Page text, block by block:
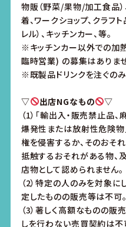
物販（野菜/果物/加工食品
着、ワークショップ、クラ
レル）、キッチンカー、等。
※キッチンカー以外での加
臨時営業) の募集はありま
※既製品ドリンクを注ぐの
▽ 出店NGなもの
▽
（1）「輸出入・販売禁止品
爆発性または放射性危険物
権を侵害するか、そのおそ
抵触するおそれがある物、
店物として認められません。
（2）特定の人のみを対象
定したものの販売等は不可。
（3）著しく高額なものの販
しを行わない売買契約は不